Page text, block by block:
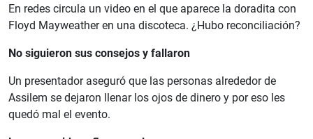
En redes circula un video en el que aparece la doradita con
Floyd Mayweather en una discoteca. ¿Hubo reconciliación?
No siguieron sus consejos y fallaron
Un presentador aseguró que las personas alrededor de
Assilem se dejaron llenar los ojos de dinero y por eso les
quedó mal el evento.